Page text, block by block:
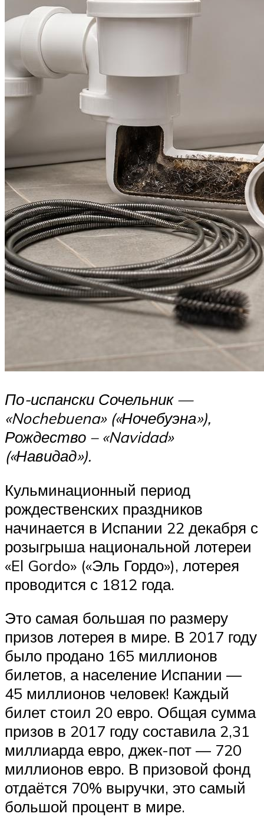
По-испански Сочельник —
«Nochebuena» («Ночебуэна»),
Рождество – «Navidad»
(«Навидад»).
Кульминационный период
рождественских праздников
начинается в Испании 22 декабря с
розыгрыша национальной лотереи
«El Gordo» («Эль Гордо»), лотерея
проводится с 1812 года.
Это самая большая по размеру
призов лотерея в мире. В 2017 году
было продано 165 миллионов
билетов, а население Испании —
45 миллионов человек! Каждый
билет стоил 20 евро. Общая сумма
призов в 2017 году составила 2,31
миллиарда евро, джек-пот — 720
миллионов евро. В призовой фонд
отдаётся 70% выручки, это самый
большой процент в мире.